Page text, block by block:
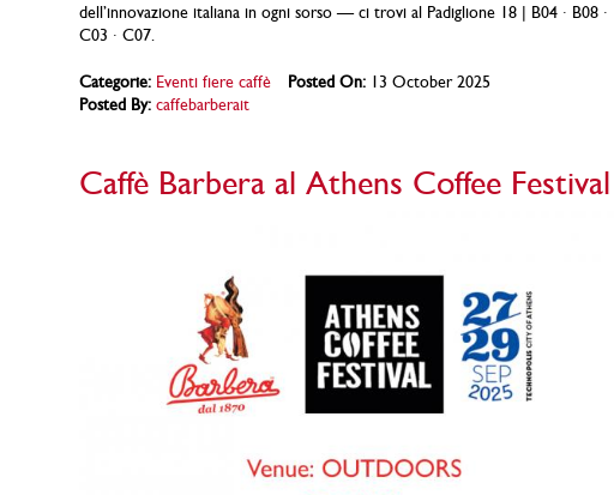
dell’innovazione italiana in ogni sorso — ci trovi al Padiglione 18 | B04 · B08 ·
C03 · C07.
Categorie: Eventi fiere caffè Posted On:13 October 2025
Posted By: caffebarberait
Caffè Barbera al Athens Coffee Festival